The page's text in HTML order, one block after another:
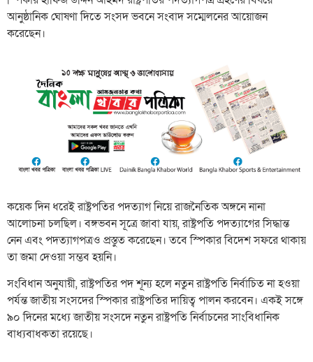
আনুষ্ঠানিক ঘোষণা দিতে সংসদ ভবনে সংবাদ সম্মেলনের আয়োজন
করেছেন।
কয়েক দিন ধরেই রাষ্ট্রপতির পদত্যাগ নিয়ে রাজনৈতিক অঙ্গনে নানা
আলোচনা চলছিল। বঙ্গভবন সূত্রে জাবা যায়, রাষ্ট্রপতি পদত্যাগের সিদ্ধান্ত
নেন এবং পদত্যাগপত্রও প্রস্তুত করেছেন। তবে স্পিকার বিদেশ সফরে থাকায়
তা জমা দেওয়া সম্ভব হয়নি।
সংবিধান অনুযায়ী, রাষ্ট্রপতির পদ শূন্য হলে নতুন রাষ্ট্রপতি নির্বাচিত না হওয়া
পর্যন্ত জাতীয় সংসদের স্পিকার রাষ্ট্রপতির দায়িত্ব পালন করবেন। একই সঙ্গে
৯০ দিনের মধ্যে জাতীয় সংসদে নতুন রাষ্ট্রপতি নির্বাচনের সাংবিধানিক
বাধ্যবাধকতা রয়েছে।